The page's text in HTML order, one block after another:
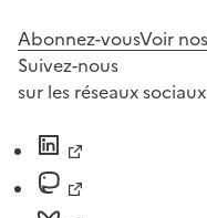
Abonnez-vousVoir
Suivez-nous
sur les réseaux sociaux